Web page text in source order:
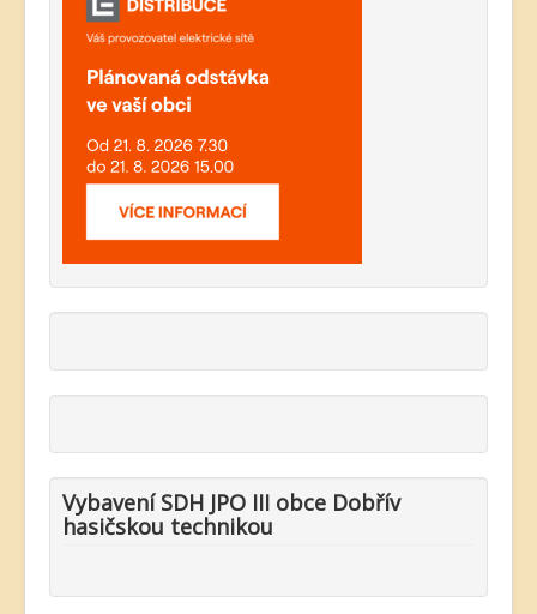
Vybavení SDH JPO III obce Dobřív
hasičskou technikou